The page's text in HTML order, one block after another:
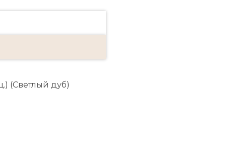
(Светлый дуб)